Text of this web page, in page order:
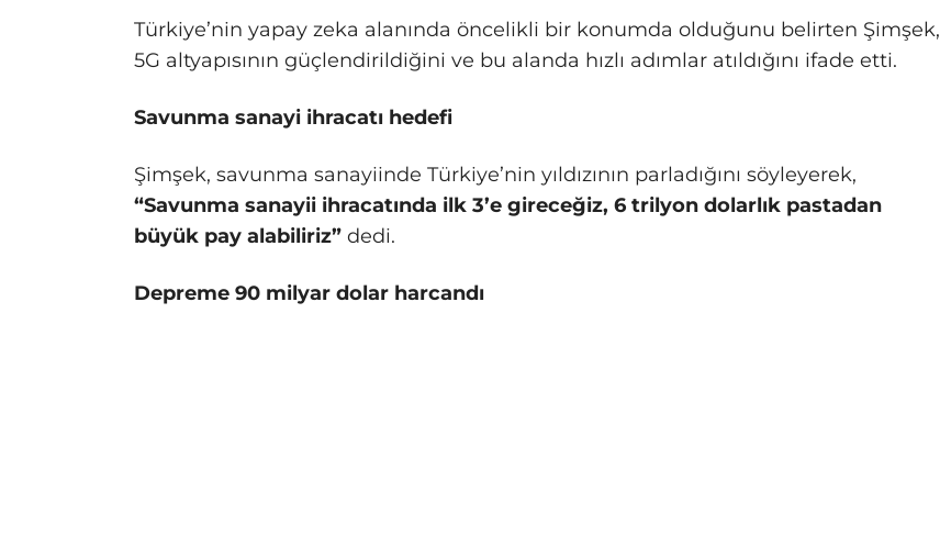
Türkiye’nin yapay zeka alanında öncelikli bir konumda olduğunu belirten Şimşek,
5G altyapısının güçlendirildiğini ve bu alanda hızlı adımlar atıldığını ifade etti.
Savunma sanayi ihracatı hedefi
Şimşek, savunma sanayiinde Türkiye’nin yıldızının parladığını söyleyerek,
“Savunma sanayii ihracatında ilk 3’e gireceğiz, 6 trilyon dolarlık pastadan
büyük pay alabiliriz” dedi.
Depreme 90 milyar dolar harcandı